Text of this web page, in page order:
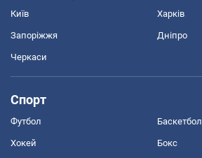
Київ Харків
Запоріжжя Дніпро
Черкаси
Спорт
Футбол Баскетбол
Хокей Бокс